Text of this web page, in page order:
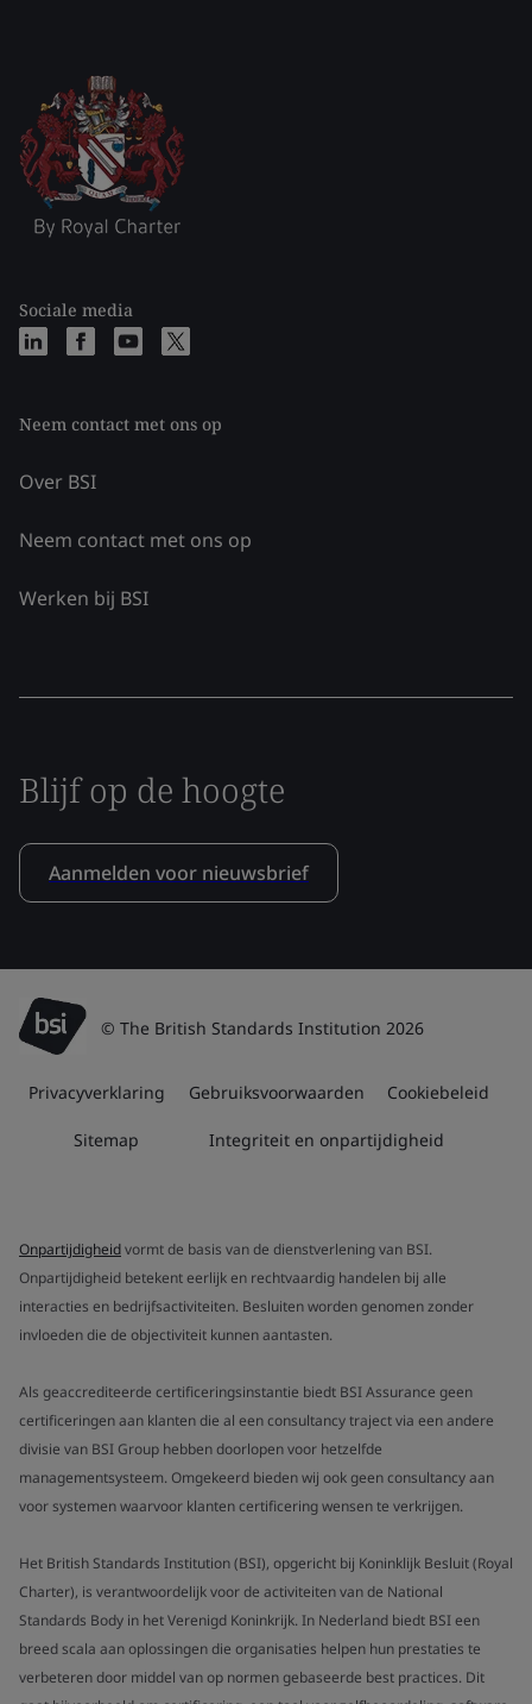
Sociale media
Neem contact met ons op
Over BSI
Neem contact met ons op
Werken bij BSI
Blijf op de hoogte
Aanmelden voor nieuwsbrief
© The British Standards Institution 2026
Privacyverklaring Gebruiksvoorwaarden Cookiebeleid
Sitemap Integriteit en onpartijdigheid
Onpartijdigheidvormt de basis van de dienstverlening van BSI.
Onpartijdigheid betekent eerlijk en rechtvaardig handelen bij alle
interacties en bedrijfsactiviteiten. Besluiten worden genomen zonder
invloeden die de objectiviteit kunnen aantasten.
Als geaccrediteerde certificeringsinstantie biedt BSI Assurance geen
certificeringen aan klanten die al een consultancy traject via een andere
divisie van BSI Group hebben doorlopen voor hetzelfde
managementsysteem. Omgekeerd bieden wij ook geen consultancy aan
voor systemen waarvoor klanten certificering wensen te verkrijgen.
Het British Standards Institution (BSI), opgericht bij Koninklijk Besluit (Royal
Charter), is verantwoordelijk voor de activiteiten van de National
Standards Body in het Verenigd Koninkrijk. In Nederland biedt BSI een
breed scala aan oplossingen die organisaties helpen hun prestaties te
verbeteren door middel van op normen gebaseerde best practices. Dit